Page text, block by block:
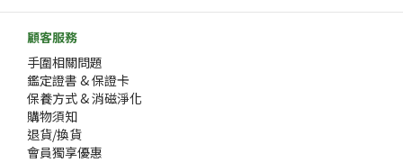
顧客服務
手圍相關問題
鑑定證書 & 保證卡
保養方式 & 消磁淨化
購物須知
退貨/換貨
會員獨享優惠